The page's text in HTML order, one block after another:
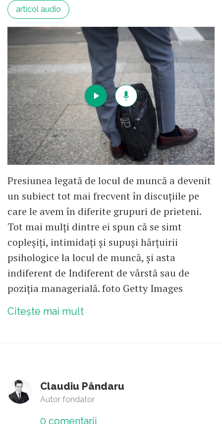
articol audio
Presiunea legată de locul de muncă a devenit
un subiect tot mai frecvent în discuțiile pe
care le avem în diferite grupuri de prieteni.
Tot mai mulți dintre ei spun că se simt
copleșiți, intimidați și supuși hărțuirii
psihologice la locul de muncă, și asta
indiferent de Indiferent de vârstă sau de
poziția managerială. foto Getty Images
Citește mai mult
Claudiu Pândaru
Autor fondator
0 comentarii